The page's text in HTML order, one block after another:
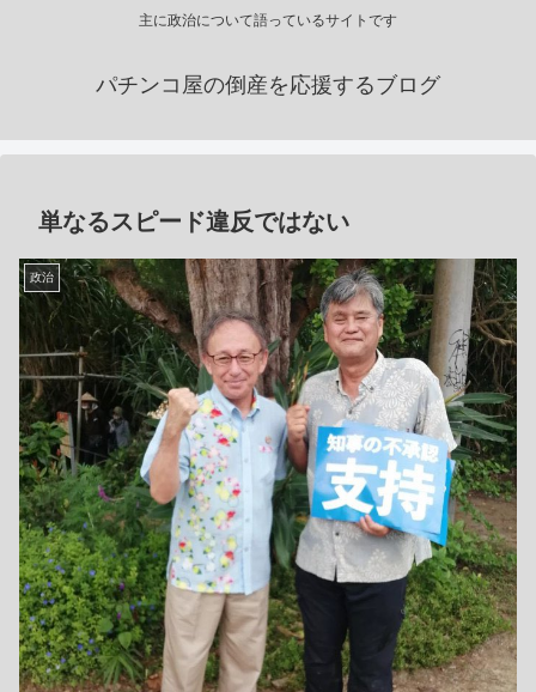
主に政治について語っているサイトです
パチンコ屋の倒産を応援するブログ
単なるスピード違反ではない
政治